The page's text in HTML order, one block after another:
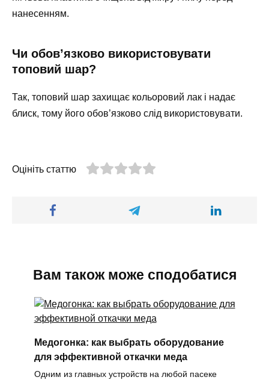
нанесенням.
Чи обов’язково використовувати
топовий шар?
Так, топовий шар захищає кольоровий лак і надає
блиск, тому його обов’язково слід використовувати.
Оцініть статтю
Вам також може сподобатися
Медогонка: как выбрать оборудование
для эффективной откачки меда
Одним из главных устройств на любой пасеке